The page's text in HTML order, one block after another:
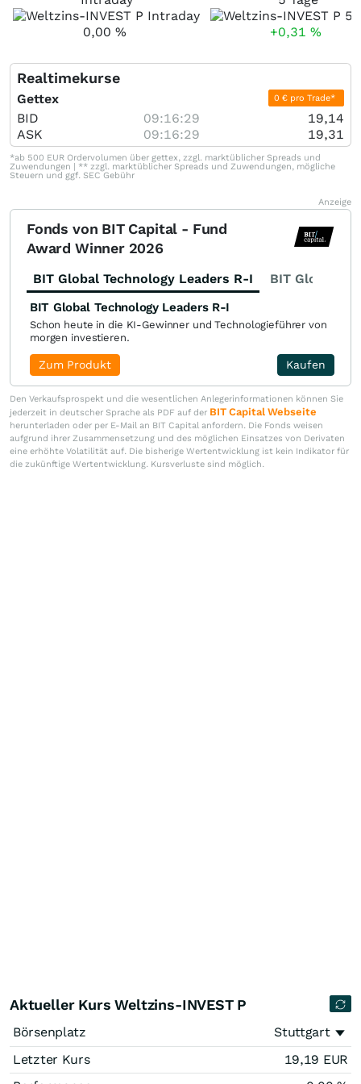
0,00 % +0,31 %
Realtimekurse
Gettex 0 € pro Trade*
BID 09:16:29
19,14
ASK
09:16:29 19,31
*ab 500 EUR Ordervolumen über gettex, zzgl. marktüblicher Spreads und
Zuwendungen | ** zzgl. marktüblicher Spreads und Zuwendungen, mögliche
Steuern und ggf. SEC Gebühr
Anzeige
Fonds von BIT Capital - Fund
Award Winner 2026
BIT Global Technology Leaders R-I BIT Global
BIT Global Technology Leaders R-I
Schon heute in die KI-Gewinner und Technologieführer von
morgen investieren.
Kaufen
Zum Produkt
Den Verkaufsprospekt und die wesentlichen Anlegerinformationen können Sie
jederzeit in deutscher Sprache als PDF auf der BIT Capital Webseite
herunterladen oder per E-Mail an BIT Capital anfordern. Die Fonds weisen
aufgrund ihrer Zusammensetzung und des möglichen Einsatzes von Derivaten
eine erhöhte Volatilität auf. Die bisherige Wertentwicklung ist kein Indikator für
die zukünftige Wertentwicklung. Kursverluste sind möglich.
Aktueller Kurs Weltzins-INVEST P
Börsenplatz
Stuttgart
Letzter Kurs
19,19 EUR